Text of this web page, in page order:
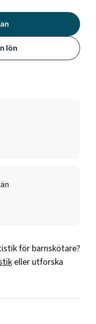
lön
för barnskötare?
eller utforska